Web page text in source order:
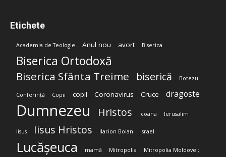
Etichete
Academia de Teologie Anul nou avort Biserica
Biserica Ortodoxă
Biserica Sfânta Treime biserică Botezul
Conferință Copii copil Coronavirus Cruce dragoste
Dumnezeu Hristos Icoana Ierusalim
Iisus Iisus Hristos Ilarion Boian Israel
Lucășeuca mamă Mitropolia Mitropolia Moldovei;